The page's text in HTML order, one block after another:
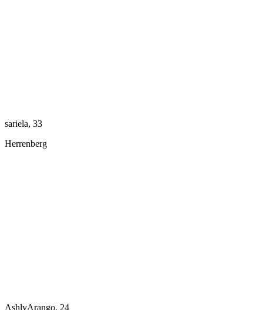
sariela, 33
Herrenberg
AshlyArango, 24